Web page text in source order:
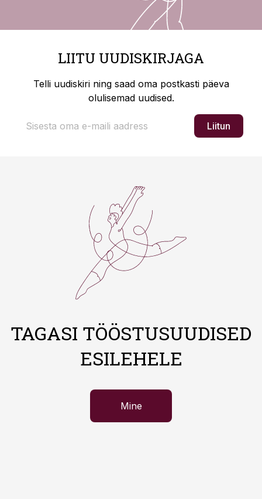
LIITU UUDISKIRJAGA
Telli uudiskiri ning saad oma postkasti päeva
olulisemad uudised.
Liitun
TAGASI TÖÖSTUSUUDISED
ESILEHELE
Mine